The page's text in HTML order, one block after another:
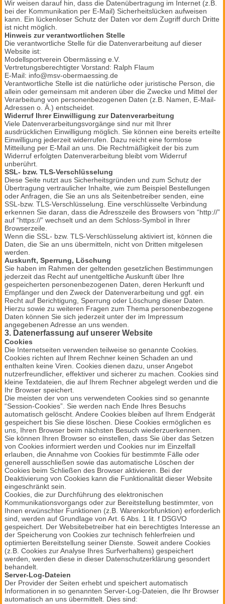
Wir weisen darauf hin, dass die Datenübertragung im Internet (z.B.
bei der Kommunikation per E-Mail) Sicherheitslücken aufweisen
kann. Ein lückenloser Schutz der Daten vor dem Zugriff durch Dritte
ist nicht möglich.
Hinweis zur verantwortlichen Stelle
Die verantwortliche Stelle für die Datenverarbeitung auf dieser
Website ist:
Modellsportverein Obermässing e.V.
Vertretungsberechtigter Vorstand: Ralph Flaum
E-Mail: info@msv-obermaessing.de
Verantwortliche Stelle ist die natürliche oder juristische Person, die
allein oder gemeinsam mit anderen über die Zwecke und Mittel der
Verarbeitung von personenbezogenen Daten (z.B. Namen, E-Mail-
Adressen o. Ä.) entscheidet.
Widerruf Ihrer Einwilligung zur Datenverarbeitung
Viele Datenverarbeitungsvorgänge sind nur mit Ihrer
ausdrücklichen Einwilligung möglich. Sie können eine bereits erteilte
Einwilligung jederzeit widerrufen. Dazu reicht eine formlose
Mitteilung per E-Mail an uns. Die Rechtmäßigkeit der bis zum
Widerruf erfolgten Datenverarbeitung bleibt vom Widerruf
unberührt.
SSL- bzw. TLS-Verschlüsselung
Diese Seite nutzt aus Sicherheitsgründen und zum Schutz der
Übertragung vertraulicher Inhalte, wie zum Beispiel Bestellungen
oder Anfragen, die Sie an uns als Seitenbetreiber senden, eine
SSL-bzw. TLS-Verschlüsselung. Eine verschlüsselte Verbindung
erkennen Sie daran, dass die Adresszeile des Browsers von “http://”
auf “https://” wechselt und an dem Schloss-Symbol in Ihrer
Browserzeile.
Wenn die SSL- bzw. TLS-Verschlüsselung aktiviert ist, können die
Daten, die Sie an uns übermitteln, nicht von Dritten mitgelesen
werden.
Auskunft, Sperrung, Löschung
Sie haben im Rahmen der geltenden gesetzlichen Bestimmungen
jederzeit das Recht auf unentgeltliche Auskunft über Ihre
gespeicherten personenbezogenen Daten, deren Herkunft und
Empfänger und den Zweck der Datenverarbeitung und ggf. ein
Recht auf Berichtigung, Sperrung oder Löschung dieser Daten.
Hierzu sowie zu weiteren Fragen zum Thema personenbezogene
Daten können Sie sich jederzeit unter der im Impressum
angegebenen Adresse an uns wenden.
3. Datenerfassung auf unserer Website
Cookies
Die Internetseiten verwenden teilweise so genannte Cookies.
Cookies richten auf Ihrem Rechner keinen Schaden an und
enthalten keine Viren. Cookies dienen dazu, unser Angebot
nutzerfreundlicher, effektiver und sicherer zu machen. Cookies sind
kleine Textdateien, die auf Ihrem Rechner abgelegt werden und die
Ihr Browser speichert.
Die meisten der von uns verwendeten Cookies sind so genannte
“Session-Cookies”. Sie werden nach Ende Ihres Besuchs
automatisch gelöscht. Andere Cookies bleiben auf Ihrem Endgerät
gespeichert bis Sie diese löschen. Diese Cookies ermöglichen es
uns, Ihren Browser beim nächsten Besuch wiederzuerkennen.
Sie können Ihren Browser so einstellen, dass Sie über das Setzen
von Cookies informiert werden und Cookies nur im Einzelfall
erlauben, die Annahme von Cookies für bestimmte Fälle oder
generell ausschließen sowie das automatische Löschen der
Cookies beim Schließen des Browser aktivieren. Bei der
Deaktivierung von Cookies kann die Funktionalität dieser Website
eingeschränkt sein.
Cookies, die zur Durchführung des elektronischen
Kommunikationsvorgangs oder zur Bereitstellung bestimmter, von
Ihnen erwünschter Funktionen (z.B. Warenkorbfunktion) erforderlich
sind, werden auf Grundlage von Art. 6 Abs. 1 lit. f DSGVO
gespeichert. Der Websitebetreiber hat ein berechtigtes Interesse an
der Speicherung von Cookies zur technisch fehlerfreien und
optimierten Bereitstellung seiner Dienste. Soweit andere Cookies
(z.B. Cookies zur Analyse Ihres Surfverhaltens) gespeichert
werden, werden diese in dieser Datenschutzerklärung gesondert
behandelt.
Server-Log-Dateien
Der Provider der Seiten erhebt und speichert automatisch
Informationen in so genannten Server-Log-Dateien, die Ihr Browser
automatisch an uns übermittelt. Dies sind: